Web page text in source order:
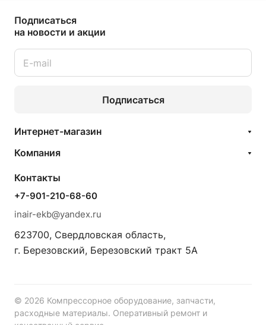
Подписаться
на новости и акции
Подписаться
Интернет-магазин
Компания
Контакты
+7-901-210-68-60
inair-ekb@yandex.ru
623700, Свердловская область,
г. Березовский, Березовский тракт 5А
© 2026 Компрессорное оборудование, запчасти,
расходные материалы. Оперативный ремонт и